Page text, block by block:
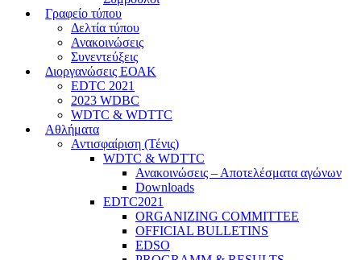
Γραφείο τύπου
Δελτία τύπου
Ανακοινώσεις
Συνεντεύξεις
Διοργανώσεις ΕΟΑΚ
EDTC 2021
2023 WDBC
WDTC & WDTTC
Αθλήματα
Αντισφαίριση (Τένις)
WDTC & WDTTC
Ανακοινώσεις – Αποτελέσματα αγώνων
Downloads
EDTC2021
ORGANIZING COMMITTEE
OFFICIAL BULLETINS
EDSO